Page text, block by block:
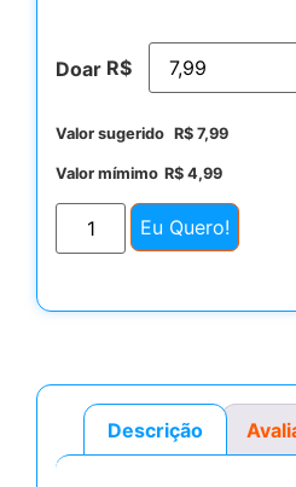
Doar R$
Valor sugerido R$ 7,99
Valor mímimo R$ 4,99
Eu Quero!
Descrição